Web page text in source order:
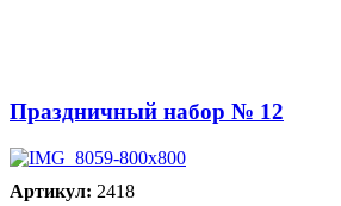
Праздничный набор № 12
Артикул: 2418